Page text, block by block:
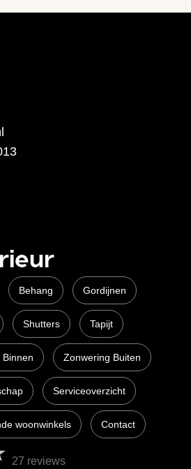
Behang Gordijnen
Shutters Tapijt
Zonwering Buiten
Serviceoverzicht
woonwinkels Contact
27 reviews